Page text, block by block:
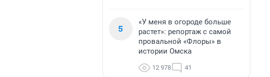
5
«У меня в огороде больше
растет»: репортаж с самой
провальной «Флоры» в
истории Омска
12 978 41